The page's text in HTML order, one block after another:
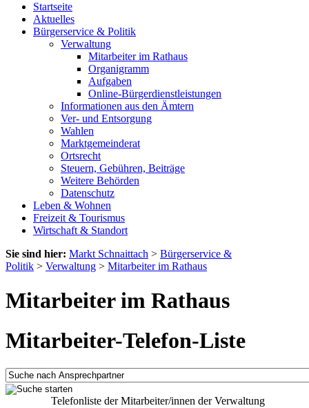
Startseite
Aktuelles
Bürgerservice & Politik
Verwaltung
Mitarbeiter im Rathaus
Organigramm
Aufgaben
Online-Bürgerdienstleistungen
Informationen aus den Ämtern
Ver- und Entsorgung
Wahlen
Marktgemeinderat
Ortsrecht
Steuern, Gebühren, Beiträge
Weitere Behörden
Datenschutz
Leben & Wohnen
Freizeit & Tourismus
Wirtschaft & Standort
Sie sind hier: Markt Schnaittach > Bürgerservice &
Politik > Verwaltung > Mitarbeiter im Rathaus
Mitarbeiter im Rathaus
Mitarbeiter-Telefon-Liste
Telefonliste der Mitarbeiter/innen der Verwaltung